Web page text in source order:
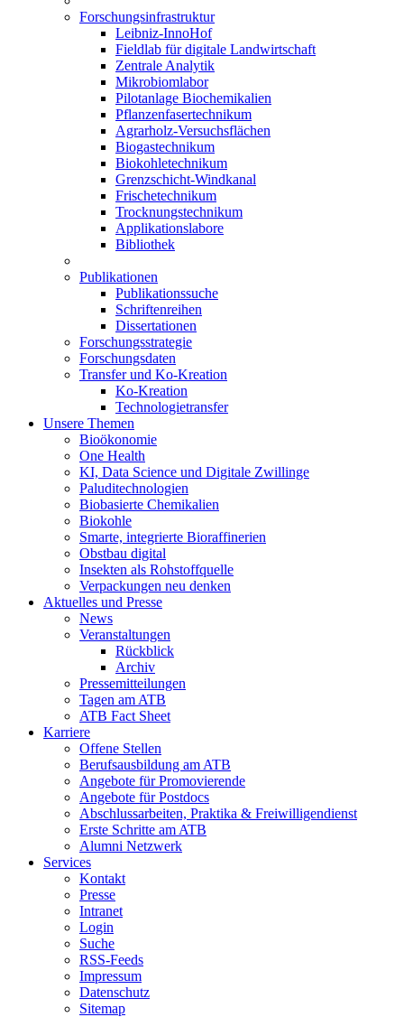
Forschungsinfrastruktur
Leibniz-InnoHof
Fieldlab für digitale Landwirtschaft
Zentrale Analytik
Mikrobiomlabor
Pilotanlage Biochemikalien
Pflanzenfasertechnikum
Agrarholz-Versuchsflächen
Biogastechnikum
Biokohletechnikum
Grenzschicht-Windkanal
Frischetechnikum
Trocknungstechnikum
Applikationslabore
Bibliothek
Publikationen
Publikationssuche
Schriftenreihen
Dissertationen
Forschungsstrategie
Forschungsdaten
Transfer und Ko-Kreation
Ko-Kreation
Technologietransfer
Unsere Themen
Bioökonomie
One Health
KI, Data Science und Digitale Zwillinge
Paluditechnologien
Biobasierte Chemikalien
Biokohle
Smarte, integrierte Bioraffinerien
Obstbau digital
Insekten als Rohstoffquelle
Verpackungen neu denken
Aktuelles und Presse
News
Veranstaltungen
Rückblick
Archiv
Pressemitteilungen
Tagen am ATB
ATB Fact Sheet
Karriere
Offene Stellen
Berufsausbildung am ATB
Angebote für Promovierende
Angebote für Postdocs
Abschlussarbeiten, Praktika & Freiwilligendienst
Erste Schritte am ATB
Alumni Netzwerk
Services
Kontakt
Presse
Intranet
Login
Suche
RSS-Feeds
Impressum
Datenschutz
Sitemap